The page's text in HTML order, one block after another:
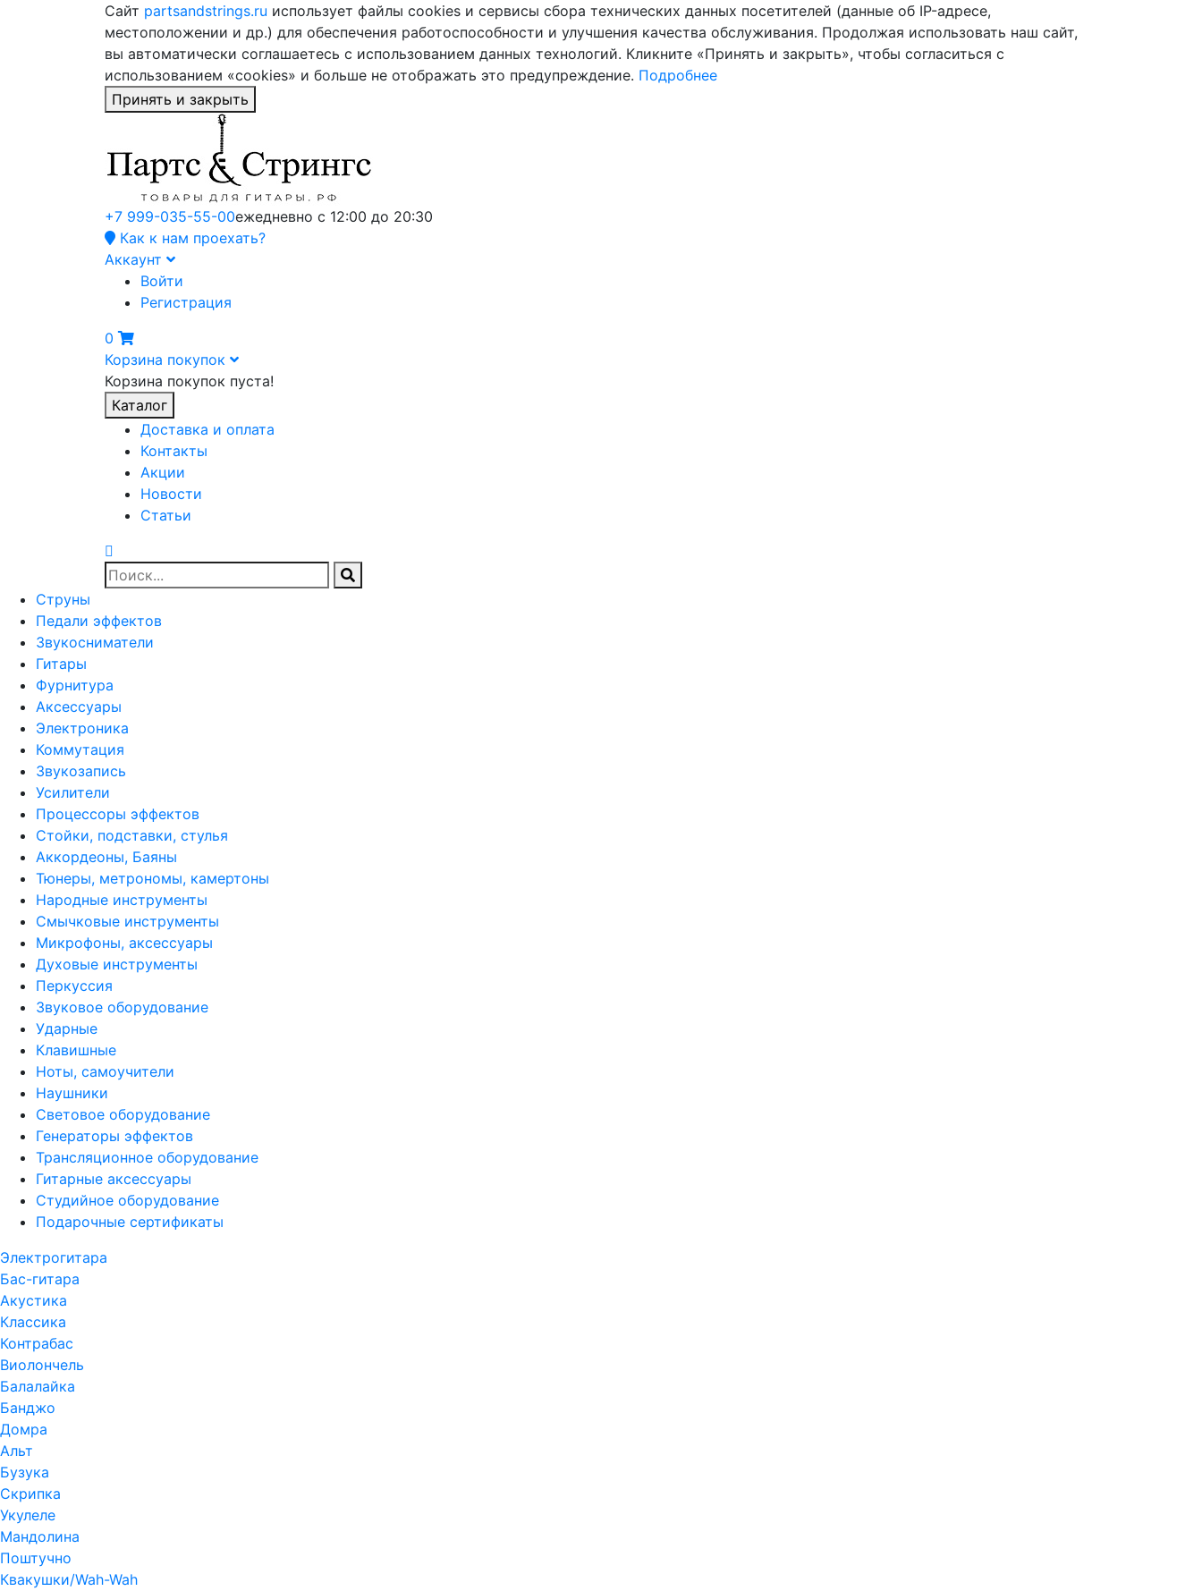
Сайт partsandstrings.ru использует файлы cookies и сервисы сбора технических данных посетителей (данные об IP-адресе,
местоположении и др.) для обеспечения работоспособности и улучшения качества обслуживания. Продолжая использовать наш сайт,
вы автоматически соглашаетесь с использованием данных технологий. Кликните «Принять и закрыть», чтобы согласиться с
использованием «cookies» и больше не отображать это предупреждение. Подробнее
Принять и закрыть
+7 999-035-55-00ежедневно с 12:00 до 20:30
Как к нам проехать?
Аккаунт
Войти
Регистрация
0
Корзина покупок
Корзина покупок пуста!
Каталог
Доставка и оплата
Контакты
Акции
Новости
Статьи
Струны
Педали эффектов
Звукосниматели
Гитары
Фурнитура
Аксессуары
Электроника
Коммутация
Звукозапись
Усилители
Процессоры эффектов
Стойки, подставки, стулья
Аккордеоны, Баяны
Тюнеры, метрономы, камертоны
Народные инструменты
Смычковые инструменты
Микрофоны, аксессуары
Духовые инструменты
Перкуссия
Звуковое оборудование
Ударные
Клавишные
Ноты, самоучители
Наушники
Световое оборудование
Генераторы эффектов
Трансляционное оборудование
Гитарные аксессуары
Студийное оборудование
Подарочные сертификаты
Электрогитара
Бас-гитара
Акустика
Классика
Контрабас
Виолончель
Балалайка
Банджо
Домра
Альт
Бузука
Скрипка
Укулеле
Мандолина
Поштучно
Квакушки/Wah-Wah